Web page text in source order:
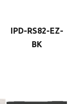
IPD-RS82-EZ-
BK